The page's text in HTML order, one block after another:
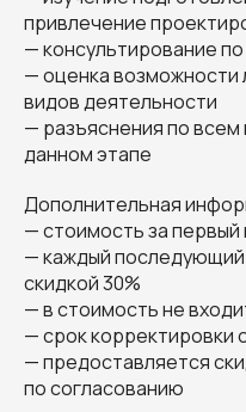
привлечение
— консультирование
— оценка возможности
видов деятельности
— разъяснения по
данном этапе
Дополнительная
— стоимость за первый
— каждый последующий
скидкой 30%
— в стоимость не
— срок корректировки
— предоставляется
по согласованию